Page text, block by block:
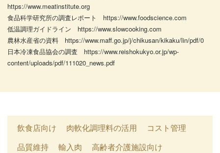
https://www.meatinstitute.org
食品科学研究所の調査レポート https://www.foodscience.com
低温調理ガイドライン https://www.slowcooking.com
農林水産省の資料 https://www.maff.go.jp/j/chikusan/kikaku/lin/pdf/0
日本冷凍食品協会の調査 https://www.reishokukyo.or.jp/wp-
content/uploads/pdf/111020_news.pdf
飲食店向け 肉軟化調理料の活用
コスト管理
品質維持
輸入肉
高齢者介護施設向け